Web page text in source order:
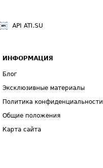
API ATI.SU
ИНФОРМАЦИЯ
Блог
Эксклюзивные материалы
Политика конфиденциальности
Общие положения
Карта сайта